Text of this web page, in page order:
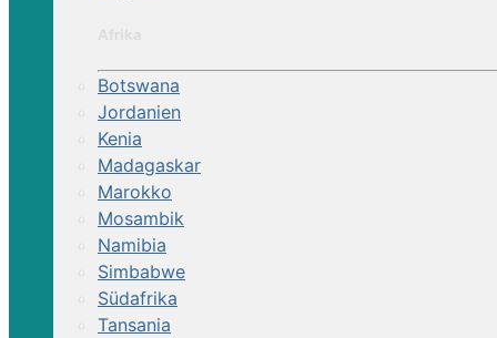
Botswana
Jordanien
Kenia
Madagaskar
Marokko
Mosambik
Namibia
Simbabwe
Südafrika
Tansania